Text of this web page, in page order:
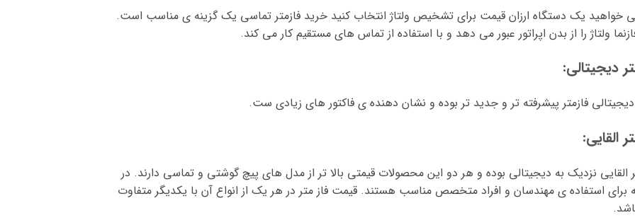
خواهید یک دستگاه ارزان قیمت برای تشخیص ولتاژ انتخاب کنید خرید فازمتر تماسی یک گزینه ی مناسب است.
ولتاژ را از بدن اپراتور عبور می دهد و با استفاده از تماس های مستقیم کار می کند.
دیجیتالی:
فازمتر پیشرفته تر و جدید تر بوده و نشان دهنده ی فاکتور های زیادی ست.
القایی:
القایی نزدیک به دیجیتالی بوده و هر دو این محصولات قیمتی بالا تر از مدل های پیچ گوشتی و تماسی دارند. در
برای استفاده ی مهندسان و افراد متخصص مناسب هستند. قیمت فاز متر در هر یک از انواع آن با یکدیگر متفاوت